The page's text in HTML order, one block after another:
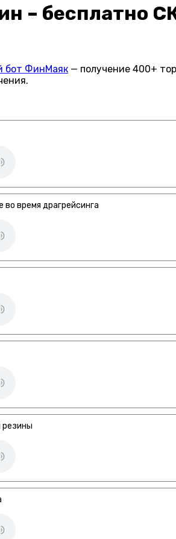
– бесплатно
бот ФинМаяк — получение 400+
время драгрейсинга
резины